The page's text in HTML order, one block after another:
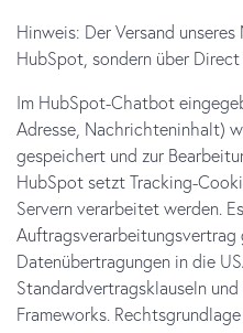
Hinweis: Der Versand
HubSpot, sondern über
Im HubSpot-Chatbot
Adresse, Nachrichteninhalt)
gespeichert und zur
HubSpot setzt Tracking-
Servern verarbeitet werden.
Auftragsverarbeitungsvertrag
Datenübertragungen in die
Standardvertragsklauseln
Frameworks.